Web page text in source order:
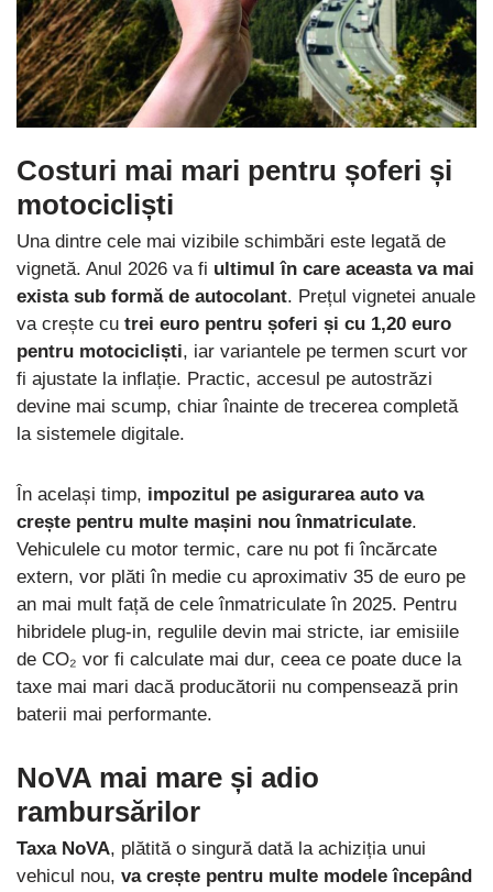
Costuri mai mari pentru șoferi și
motocicliști
Una dintre cele mai vizibile schimbări este legată de
vignetă. Anul 2026 va fi ultimul în care aceasta va mai
exista sub formă de autocolant. Prețul vignetei anuale
va crește cu trei euro pentru șoferi și cu 1,20 euro
pentru motocicliști, iar variantele pe termen scurt vor
fi ajustate la inflație. Practic, accesul pe autostrăzi
devine mai scump, chiar înainte de trecerea completă
la sistemele digitale.
În același timp, impozitul pe asigurarea auto va
crește pentru multe mașini nou înmatriculate.
Vehiculele cu motor termic, care nu pot fi încărcate
extern, vor plăti în medie cu aproximativ 35 de euro pe
an mai mult față de cele înmatriculate în 2025. Pentru
hibridele plug-in, regulile devin mai stricte, iar emisiile
de CO₂ vor fi calculate mai dur, ceea ce poate duce la
taxe mai mari dacă producătorii nu compensează prin
baterii mai performante.
NoVA mai mare și adio
rambursărilor
Taxa NoVA, plătită o singură dată la achiziția unui
vehicul nou, va crește pentru multe modele începând